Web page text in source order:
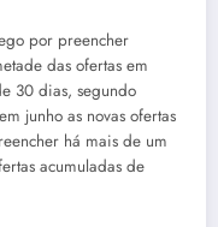
por preencher
das ofertas em
30 dias, segundo
junho as novas ofertas
há mais de um
acumuladas de